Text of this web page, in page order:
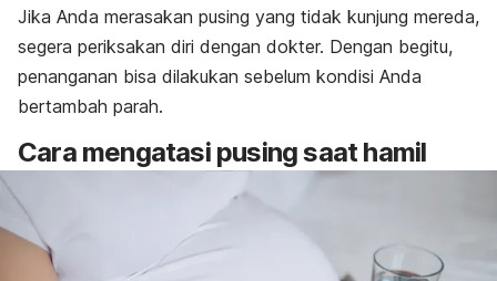
Jika Anda merasakan pusing yang tidak kunjung mereda,
segera periksakan diri dengan dokter. Dengan begitu,
penanganan bisa dilakukan sebelum kondisi Anda
bertambah parah.
Cara mengatasi pusing saat hamil